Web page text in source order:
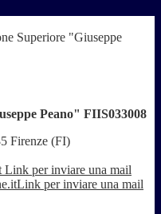
Superiore "Giuseppe
Peano" FIIS033008
Firenze (FI)
Link per inviare una mail
Link per inviare una mail